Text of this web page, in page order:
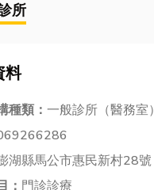
所
料
種類： 一般診所（醫務室）
湖縣馬公市惠民新村28號
： 門診診療